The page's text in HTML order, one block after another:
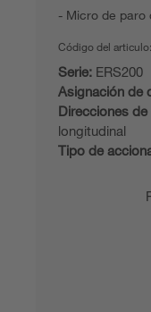
Micro de paro
Código del articulo:
Serie: ERS200
Asignación de
Direcciones
longitudinal
Tipo de